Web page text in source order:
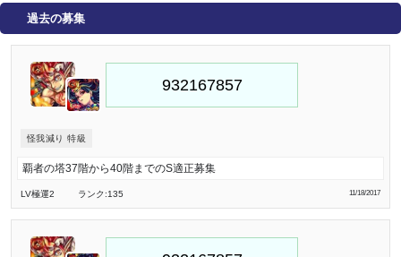
過去の募集
怪我減り 特級
覇者の塔37階から40階までのS適正募集
LV極運2 ランク:135 11/18/2017